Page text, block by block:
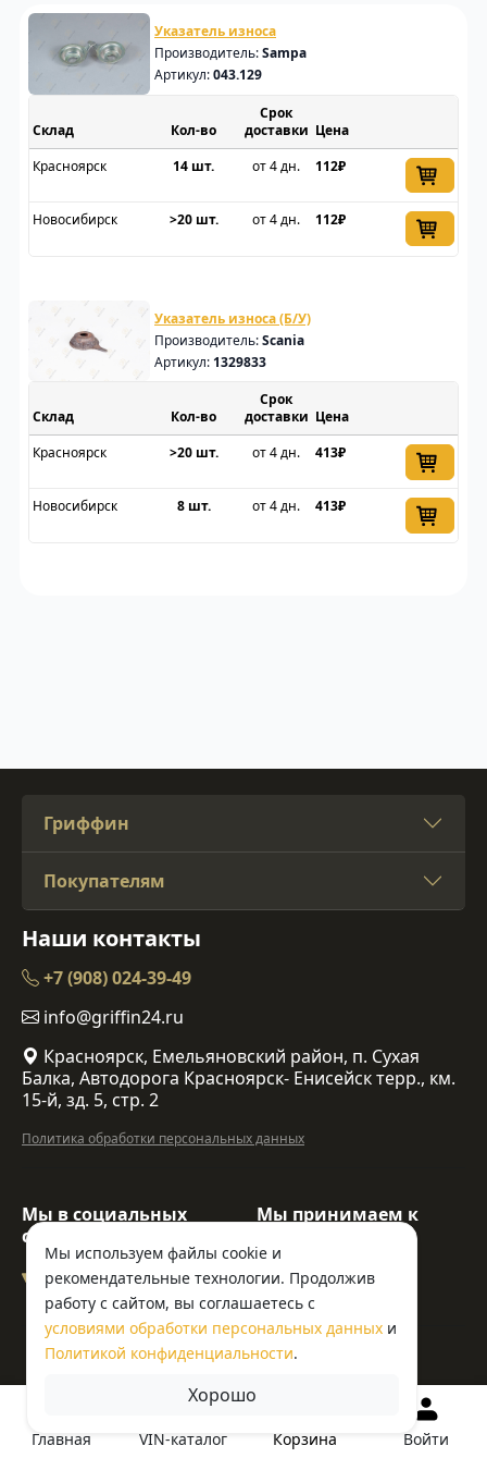
Главная VIN-каталог Корзина Войти
Указатель износа
Производитель:Sampa
Артикул:043.129
Склад
Срок
доставки Цена
Красноярск
14 шт. от 4 дн. 112₽
Новосибирск >20 шт. от 4 дн. 112₽
Указатель износа (Б/У)
Производитель:Scania
Артикул: 1329833
Склад
Срок
доставки Цена
Красноярск
>20 шт. от 4 дн. 413₽
Новосибирск 8 шт. от 4 дн. 413₽
Мы используем файлы cookie и
рекомендательные технологии. Продолжив
работу с сайтом, вы соглашаетесь с
условиями обработки персональных данных и
Политикой конфиденциальности.
Хорошо
Гриффин
Покупателям
Наши контакты
+7 (908) 024-39-49
info@griffin24.ru
Красноярск, Емельяновский район, п. Сухая
Балка, Автодорога Красноярск- Енисейск терр., км.
15-й, зд. 5, стр. 2
Политика обработки персональных данных
Мы в социальных
сетях:
Мы принимаем к
© ООО «Гриффин»